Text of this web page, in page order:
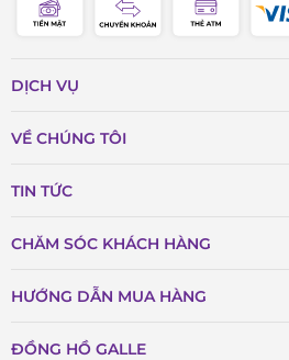
DỊCH VỤ
VỀ CHÚNG TÔI
TIN TỨC
CHĂM SÓC KHÁCH HÀNG
HƯỚNG DẪN MUA HÀNG
ĐỒNG HỒ GALLE